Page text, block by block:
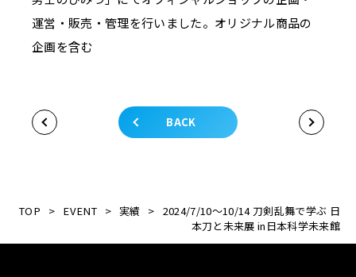
運営・販売・管理を行いました。オリジナル商品の
企画を含む
BACK
TOP > EVENT > 実績 > 2024/7/10～10/14 刀剣乱舞で学ぶ 日
本刀と未来展 in日本科学未来館